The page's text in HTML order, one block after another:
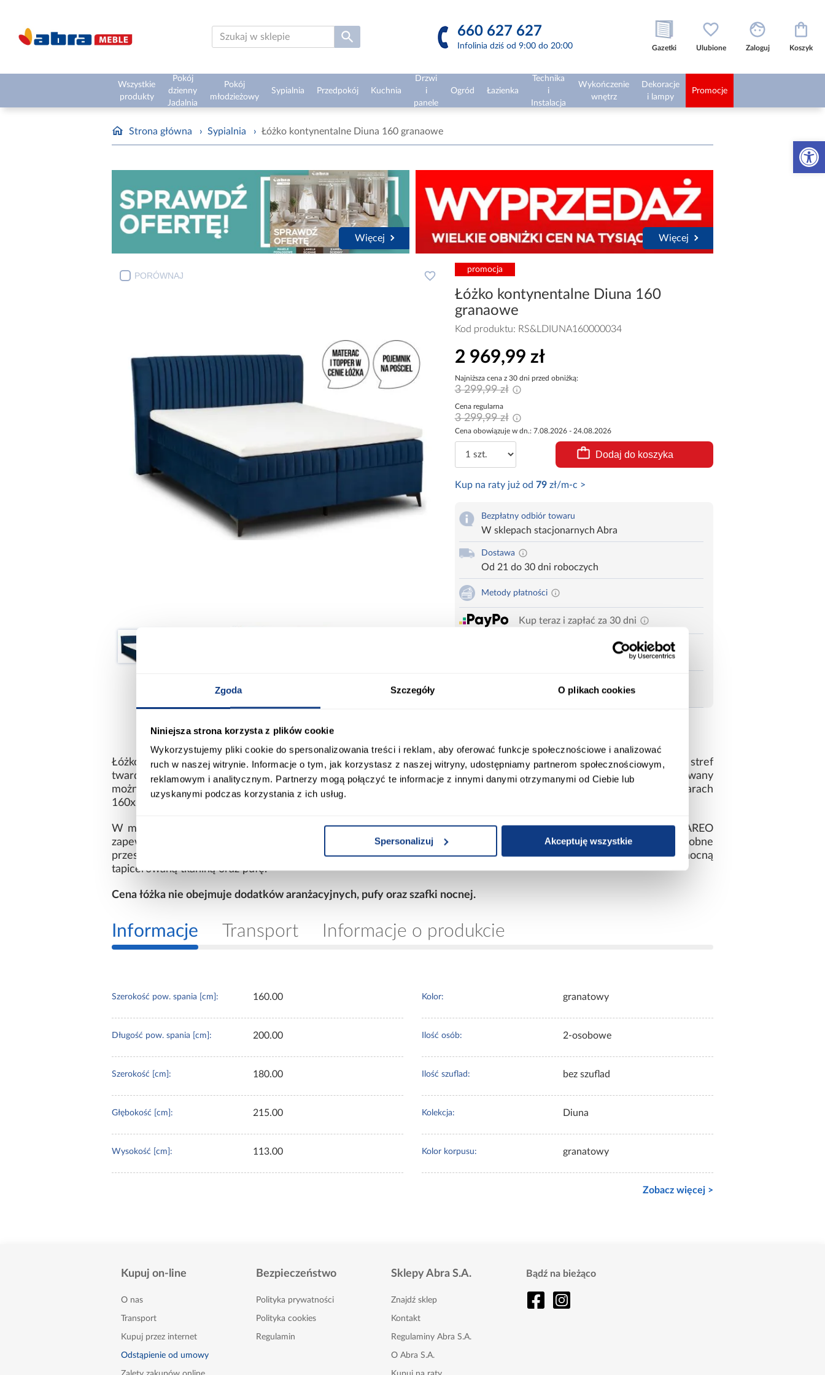
Zgoda Szczegóły O plikach cookies
Niniejsza strona korzysta z plików cookie
Wykorzystujemy pliki cookie do spersonalizowania treści i reklam, aby oferować funkcje społecznościowe i analizować
ruch w naszej witrynie. Informacje o tym, jak korzystasz z naszej witryny, udostępniamy partnerom społecznościowym,
reklamowym i analitycznym. Partnerzy mogą połączyć te informacje z innymi danymi otrzymanymi od Ciebie lub
uzyskanymi podczas korzystania z ich usług.
Spersonalizuj Akceptuję wszystkie
Otwórz
660 627 627
Infolinia dziś od 9:00 do 20:00 Gazetki Ulubione Zaloguj Koszyk
Wszystkie
produkty
Pokój
dzienny
Jadalnia
Pokój
młodzieżowy
Sypialnia Przedpokój Kuchnia
Drzwi
i
panele
Ogród Łazienka
Technika
i
Instalacja
Wykończenie
wnętrz
Dekoracje
i lampy
Promocje
Strona główna › Sypialnia › Łóżko kontynentalne Diuna 160 granaowe
Więcej Więcej
PORÓWNAJ
promocja
Łóżko kontynentalne Diuna 160
granaowe
Kod produktu: RS&LDIUNA160000034
2 969,99 zł
Najniższa cena z 30 dni przed obniżką:
3 299,99 zł
Cena regularna
3 299,99 zł
Cena obowiązuje w dn.: 7.08.2026 - 24.08.2026
Dodaj do koszyka
Kup na raty już od 79zł/m-c >
Bezpłatny odbiór towaru
W sklepach stacjonarnych Abra
Dostawa
Od 21 do 30 dni roboczych
Metody płatności
Kup teraz i zapłać za 30 dni
Łóżko kontynentalne Diuna 160 składa się z dwóch skrzyni oraz zagłówka. W komplecie materac kieszeniowy 7 stref
twardości oraz topper z pianki wysokoelastycznej HR 3032 Premium. Wysokość toppera 6cm. Pokrowiec zdejmowany
można prać w pralce w temperaturze 40 stopni. Łóżko posiada dwa pojemniki na pościel. Powierzchnia spania o wymiarach
160x200 cm. Łóżko Diuna 160 posiada siłownik gazowy, który ułatwia rozkładanie.
W materacach wszyta została tkanina antypoślizgowa ANTYSLIP, natomiast w topperze zastosowana została siatka AREO
zapewniająca pełną wentylację. Jako element dekoracyjny zostały zastosowane na zagłowiu i skrzyni łóżka ozdobne
przeszycia. Nóżki wykonane z tworzywa sztucznego o wysokości 12 cm. Do łóżka Diuna można domówić szafkę nocną
tapicerowaną tkaniną oraz pufę.
Cena łóżka nie obejmuje dodatków aranżacyjnych, pufy oraz szafki nocnej.
Informacje Transport Informacje o produkcie
Szerokość pow. spania [cm]: 160.00
Długość pow. spania [cm]: 200.00
Szerokość [cm]: 180.00
Głębokość [cm]: 215.00
Wysokość [cm]: 113.00
Kolor: granatowy
Ilość osób: 2-osobowe
Ilość szuflad: bez szuflad
Kolekcja: Diuna
Kolor korpusu: granatowy
Zobacz więcej >
Kupuj on-line
O nas
Transport
Kupuj przez internet
Odstąpienie od umowy
Bezpieczeństwo
Polityka prywatności
Polityka cookies
Regulamin
Sklepy Abra S.A.
Znajdź sklep
Kontakt
Regulaminy Abra S.A.
O Abra S.A.
Bądź na bieżąco